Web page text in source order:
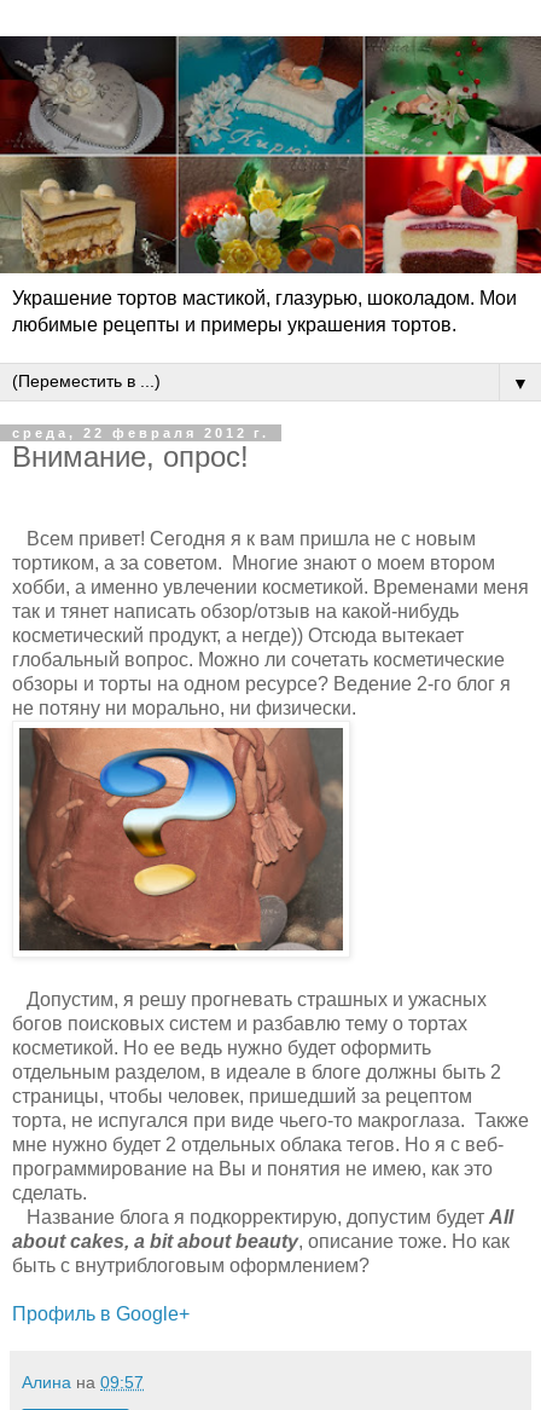
Украшение тортов мастикой, глазурью, шоколадом. Мои
любимые рецепты и примеры украшения тортов.
▼
среда, 22 февраля 2012 г.
Внимание, опрос!
Всем привет! Сегодня я к вам пришла не с новым
тортиком, а за советом. Многие знают о моем втором
хобби, а именно увлечении косметикой. Временами меня
так и тянет написать обзор/отзыв на какой-нибудь
косметический продукт, а негде)) Отсюда вытекает
глобальный вопрос. Можно ли сочетать косметические
обзоры и торты на одном ресурсе? Ведение 2-го блог я
не потяну ни морально, ни физически.
Допустим, я решу прогневать страшных и ужасных
богов поисковых систем и разбавлю тему о тортах
косметикой. Но ее ведь нужно будет оформить
отдельным разделом, в идеале в блоге должны быть 2
страницы, чтобы человек, пришедший за рецептом
торта, не испугался при виде чьего-то макроглаза. Также
мне нужно будет 2 отдельных облака тегов. Но я с веб-
программирование на Вы и понятия не имею, как это
сделать.
Название блога я подкорректирую, допустим будет All
about cakes, a bit about beauty, описание тоже. Но как
быть с внутриблоговым оформлением?
Профиль в Google+
Алина на 09:57